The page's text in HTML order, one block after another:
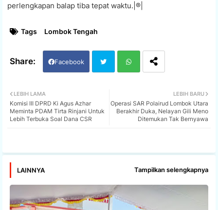
perlengkapan balap tiba tepat waktu.|®|
Tags Lombok Tengah
Facebook
ats
LEBIH BARU
Operasi SAR Polairud Lombok Utara
Berakhir Duka, Nelayan Gili Meno
Ditemukan Tak Bernyawa
LEBIH LAMA
Komisi III DPRD Ki Agus Azhar
Meminta PDAM Tirta Rinjani Untuk
Lebih Terbuka Soal Dana CSR
LAINNYA Tampilkan selengkapnya